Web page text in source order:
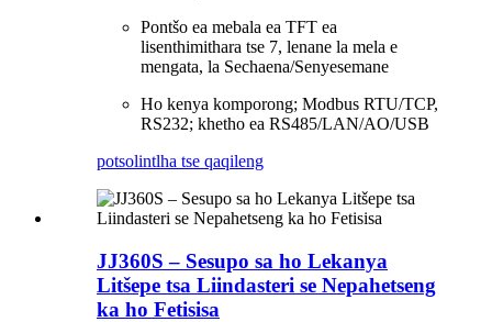
Pontšo ea mebala ea TFT ea
lisenthimithara tse 7, lenane la mela e
mengata, la Sechaena/Senyesemane
Ho kenya komporong; Modbus RTU/TCP,
RS232; khetho ea RS485/LAN/AO/USB
potsolintlha tse qaqileng
JJ360S – Sesupo sa ho Lekanya
Litšepe tsa Liindasteri se Nepahetseng
ka ho Fetisisa